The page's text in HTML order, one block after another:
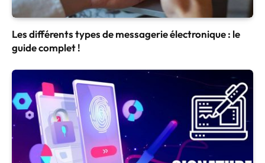
Les différents types de messagerie électronique : le
guide complet !